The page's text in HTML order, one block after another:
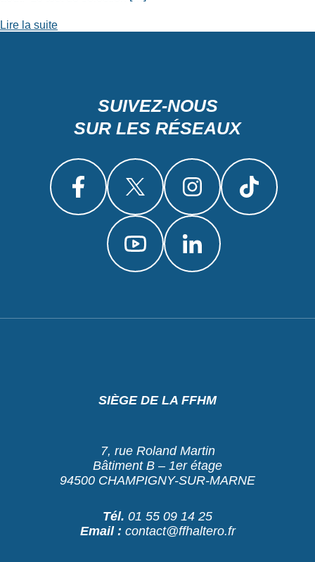
Lire la suite
SUIVEZ-NOUS
SUR LES RÉSEAUX
SIÈGE DE LA FFHM
7, rue Roland Martin
Bâtiment B – 1er étage
94500 CHAMPIGNY-SUR-MARNE
Tél. 01 55 09 14 25
Email : contact@ffhaltero.fr